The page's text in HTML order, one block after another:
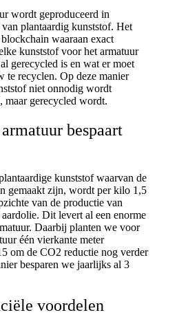
wordt geproduceerd in
plantaardig kunststof. Het
waaraan exact
kunststof voor het armatuur
gerecycled is en wat er moet
te recyclen. Op deze manier
niet onnodig wordt
maar gerecycled wordt.
bespaart
kunststof waarvan de
gemaakt zijn, wordt per kilo 1,5
van de productie van
Dit levert al een enorme
Daarbij planten we voor
één vierkante meter
om de CO2 reductie nog verder
besparen we jaarlijks al 3
voordelen